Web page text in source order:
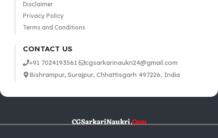
Disclaimer
Privacy Policy
Terms and Conditions
CONTACT US
+91 7024193561
cgsarkarinaukri24@gmail.com
Bishrampur, Surajpur, Chhattisgarh 497226, India